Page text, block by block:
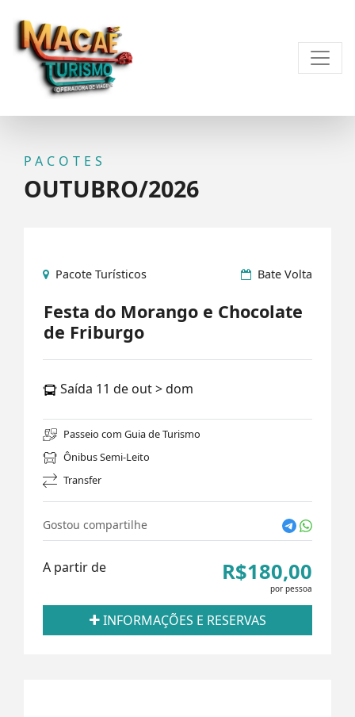
PACOTES
OUTUBRO/2026
Pacote Turísticos Bate Volta
Festa do Morango e Chocolate
de Friburgo
Saída 11 de out > dom
Passeio com Guia de Turismo
Ônibus Semi-Leito
Transfer
Gostou compartilhe
A partir de R$180,00
por pessoa
INFORMAÇÕES E RESERVAS